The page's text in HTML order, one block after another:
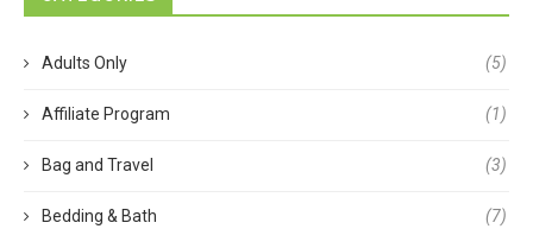
Adults Only (5)
Affiliate Program (1)
Bag and Travel (3)
Bedding & Bath (7)